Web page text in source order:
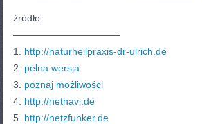
źródło:
———————————
1. http://naturheilpraxis-dr-ulrich.de
2. pełna wersja
3. poznaj możliwości
4. http://netnavi.de
5. http://netzfunker.de